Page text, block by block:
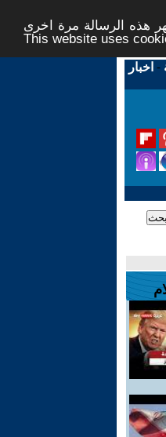
هذه الرسالة مرة اخرى -
This website uses
- اخبار